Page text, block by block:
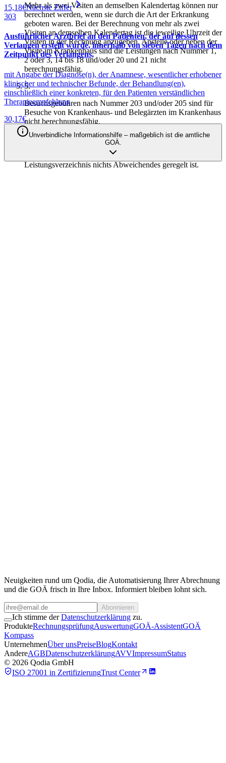
Mehr als zwei Visiten an demselben Kalendertag können nur
berechnet werden, wenn sie durch die Art der Erkrankung
geboten waren. Bei der Berechnung von mehr als zwei
Visiten an demselben Kalendertag ist die jeweilige Uhrzeit der
Visiten in der Rechnung anzugeben. Anstelle oder neben der
Visite im Krankenhaus sind die Leistungen nach Nummer 1,
2 oder 3, 14 bis 18 und/oder 20 und 21 nicht
berechnungsfähig.
5.
Besuchsgebühren nach Nummer 203 und/oder 205 sind für
Besuche von Krankenhaus- und Belegärzten im Krankenhaus
nicht berechnungsfähig.
6 .
Terminvereinbarungen sind nicht berechnungsfähig, sofern im
Leistungsverzeichnis nichts Abweichendes geregelt ist.
15,18€Nächste Ziffer
303
Ausführlicher Arztbrief an den Patienten, der auf dessen
Verlangen erstellt wurde, innerhalb von sieben Tagen nach dem
Zeitpunkt des Verlangens,
mit Angabe der Diagnose(n), der Anamnese, wesentlicher erhobener
klinischer und technischer Befunde, der Behandlung(en),
einschließlich einer konkreten, für den Patienten verständlichen
Therapieempfehlung
30,17€
Unverbindliche Informationshilfe – maßgeblich ist die amtliche
GOÄ.
Neuigkeiten rund um Qodia, die Automatisierung Ihrer Abrechnung
und die GOÄ frisch in Ihre Inbox. Informiert bleiben lohnt sich.
Abonnieren
Ich stimme der Datenschutzerklärung zu.
ProdukteRechnungsprüfungAuswertungGOÄ-AssistentGOÄ
Kompass
UnternehmenÜber unsPreiseBlogKontakt
AndereAGBDatenschutzerklärungAVVImpressumStatus
© 2026 Qodia GmbH
ISO 27001 in ZertifizierungTrust Center